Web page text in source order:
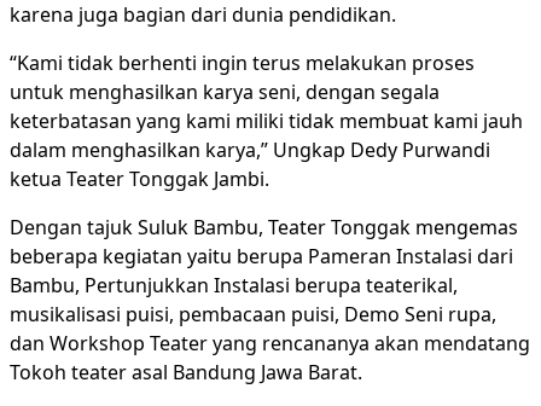
karena juga bagian dari dunia pendidikan.
“Kami tidak berhenti ingin terus melakukan proses
untuk menghasilkan karya seni, dengan segala
keterbatasan yang kami miliki tidak membuat kami jauh
dalam menghasilkan karya,” Ungkap Dedy Purwandi
ketua Teater Tonggak Jambi.
Dengan tajuk Suluk Bambu, Teater Tonggak mengemas
beberapa kegiatan yaitu berupa Pameran Instalasi dari
Bambu, Pertunjukkan Instalasi berupa teaterikal,
musikalisasi puisi, pembacaan puisi, Demo Seni rupa,
dan Workshop Teater yang rencananya akan mendatang
Tokoh teater asal Bandung Jawa Barat.